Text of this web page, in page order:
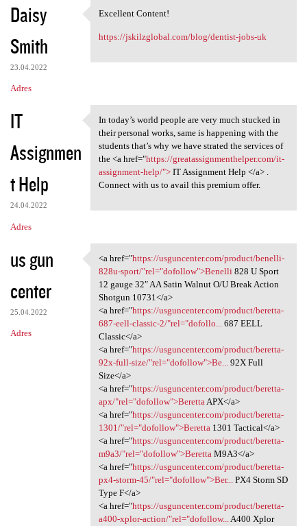
Daisy
Smith
23.04.2022
Adres
Excellent Content!
Excellent Content!
https://jskilzglobal.com/blog/dentist-jobs-uk
IT
Assignmen
t Help
24.04.2022
Adres
In today’s world people are
In today’s world people are very much stucked in
their personal works, same is happening with the
students that’s why we have strated the services of
the <a href="https://greatassignmenthelper.com/it-
assignment-help/">IT Assignment Help </a> .
Connect with us to avail this premium offer.
us gun
center
25.04.2022
Adres
<a href="https://usguncenter
<a href="https://usguncenter.com/product/benelli-
828u-sport/"rel="dofollow">Benelli828 U Sport
12 gauge 32″ AA Satin Walnut O/U Break Action
Shotgun 10731</a>
<a href="https://usguncenter.com/product/beretta-
687-eell-classic-2/"rel="dofollo...687 EELL
Classic</a>
<a href="https://usguncenter.com/product/beretta-
92x-full-size/"rel="dofollow">Be...92X Full
Size</a>
<a href="https://usguncenter.com/product/beretta-
apx/"rel="dofollow">BerettaAPX</a>
<a href="https://usguncenter.com/product/beretta-
1301/"rel="dofollow">Beretta1301 Tactical</a>
<a href="https://usguncenter.com/product/beretta-
m9a3/"rel="dofollow">BerettaM9A3</a>
<a href="https://usguncenter.com/product/beretta-
px4-storm-45/"rel="dofollow">Ber...PX4 Storm SD
Type F</a>
<a href="https://usguncenter.com/product/beretta-
a400-xplor-action/"rel="dofollow...A400 Xplor